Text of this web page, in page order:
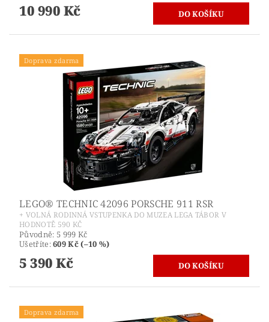
10 990 Kč
Doprava zdarma
LEGO® TECHNIC 42096 PORSCHE 911 RSR
+ VOLNÁ RODINNÁ VSTUPENKA DO MUZEA LEGA TÁBOR V
HODNOTĚ 590 KČ
Původně: 5 999 Kč
Ušetříte:609 Kč (–10 %)
5 390 Kč
Doprava zdarma